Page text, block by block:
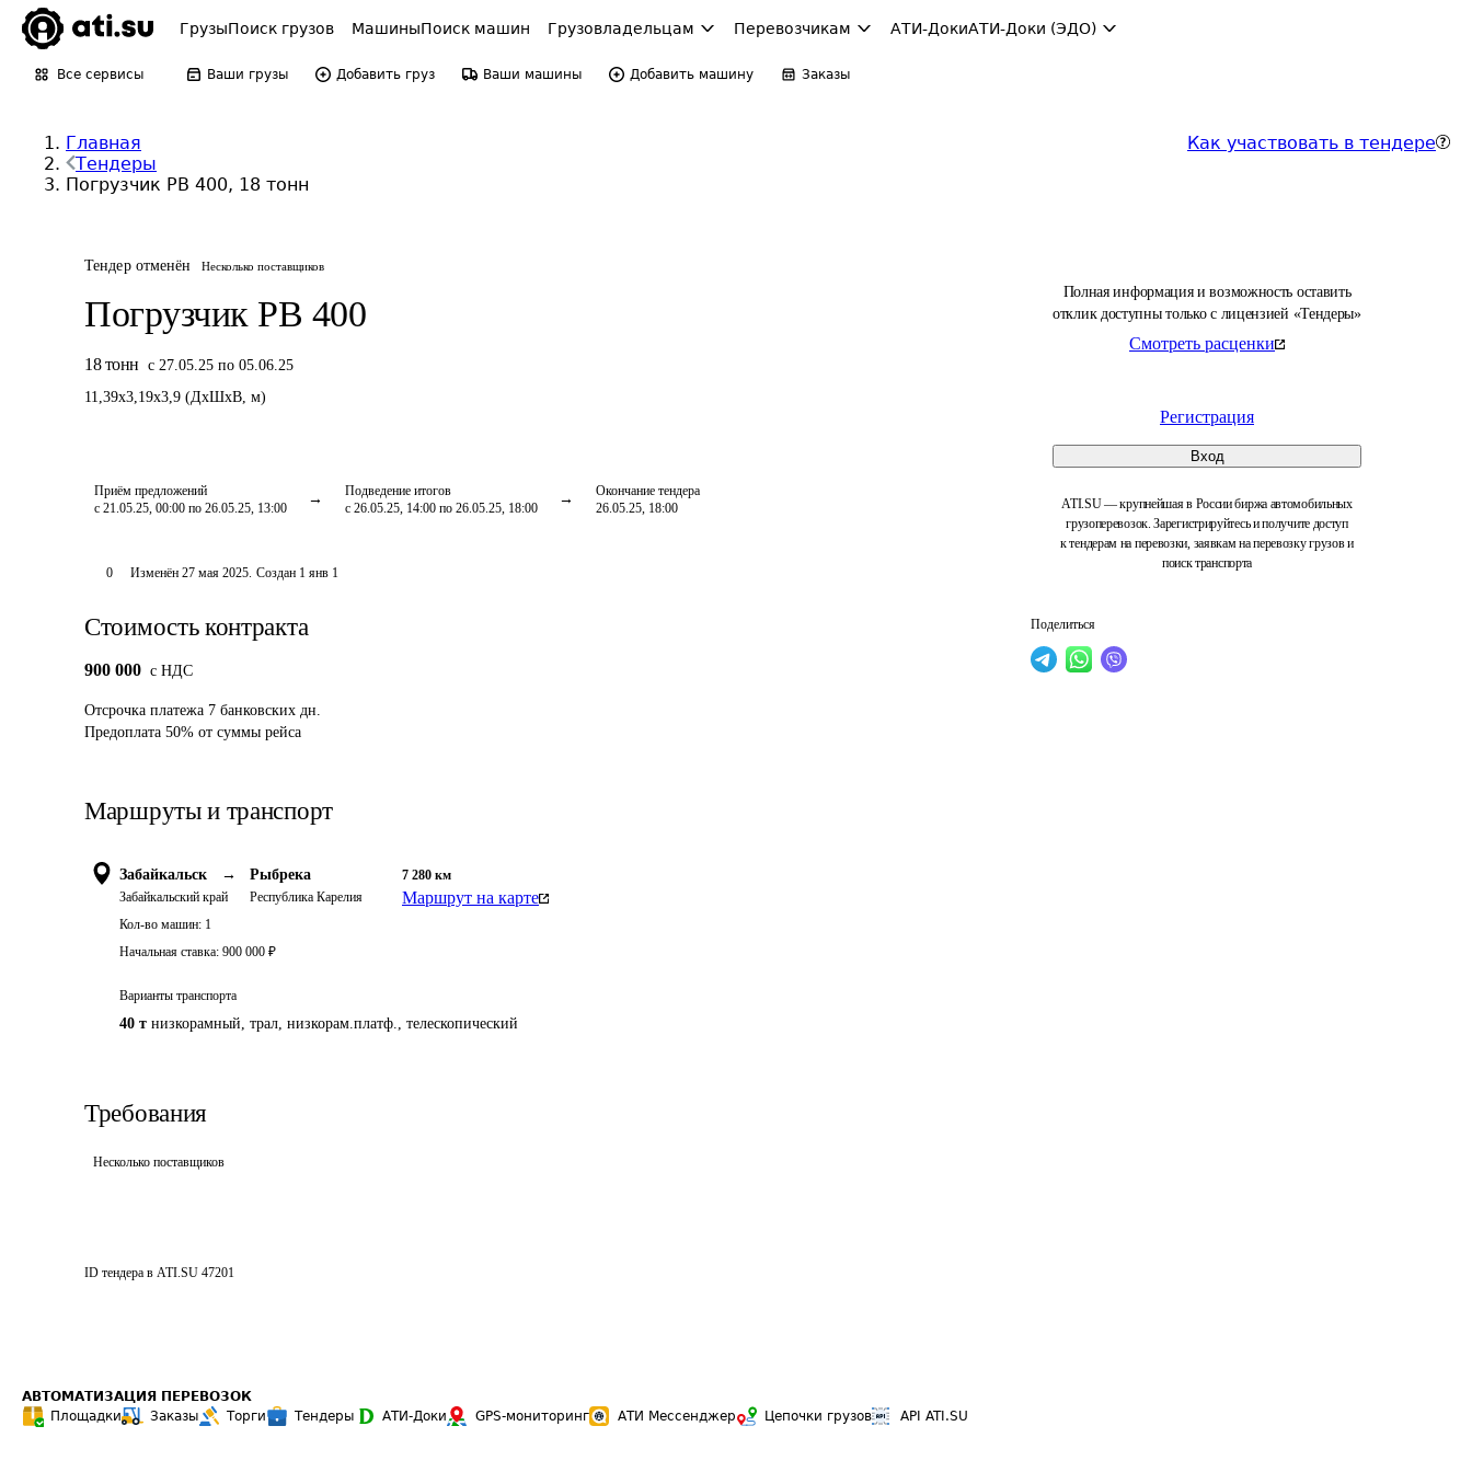
ГрузыПоиск грузов МашиныПоиск машин Грузовладельцам Перевозчикам АТИ-ДокиАТИ-Доки (ЭДО)
Все сервисы Ваши грузы Добавить груз Ваши машины Добавить машину Заказы
Главная
Тендеры
Погрузчик РВ 400, 18 тонн
Как участвовать в тендере
Тендер отменён Несколько поставщиков
Погрузчик РВ 400
18 тонн с 27.05.25 по 05.06.25
11,39x3,19x3,9 (ДxШxВ, м)
Приём предложений
с 21.05.25, 00:00 по 26.05.25, 13:00
Подведение итогов
с 26.05.25, 14:00 по 26.05.25, 18:00
Окончание тендера
26.05.25, 18:00
Полная информация и возможность оставить
отклик доступны только с лицензией «Тендеры»
Смотреть расценки
Регистрация
Вход
ATI.SU — крупнейшая в России биржа автомобильных
грузоперевозок. Зарегистрируйтесь и получите доступ
к тендерам на перевозки, заявкам на перевозку грузов и
поиск транспорта
Поделиться
0 Изменён 27 мая 2025. Создан 1 янв 1
Стоимость контракта
900 000 c НДС
Отсрочка платежа 7 банковских дн.
Предоплата 50% от суммы рейса
Маршруты и транспорт
Забайкальск →
Забайкальский край
Рыбрека
Республика Карелия
7 280 км
Маршрут на карте
Кол-во машин: 1
Начальная ставка: 900 000 ₽
Варианты транспорта
40 т низкорамный, трал, низкорам.платф., телескопический
Требования
Несколько поставщиков
ID тендера в ATI.SU 47201
АВТОМАТИЗАЦИЯ ПЕРЕВОЗОК
Площадки
Заказы Торги Тендеры АТИ-Доки GPS-мониторинг АТИ Мессенджер Цепочки грузов API ATI.SU